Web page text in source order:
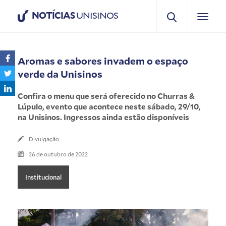
NOTÍCIASUNISINOS
Aromas e sabores invadem o espaço
verde da Unisinos
Confira o menu que será oferecido no Churras &
Lúpulo, evento que acontece neste sábado, 29/10,
na Unisinos. Ingressos ainda estão disponíveis
Divulgação
26 de outubro de 2022
Institucional